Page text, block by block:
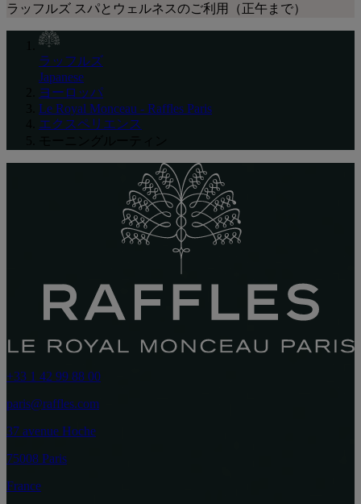
ラッフルズ スパとウェルネスのご利用（正午まで）
ラッフルズ
Japanese
ヨーロッパ
Le Royal Monceau - Raffles Paris
エクスペリエンス
+33 1 42 99 88 00
paris@raffles.com
37 avenue Hoche
75008 Paris
France